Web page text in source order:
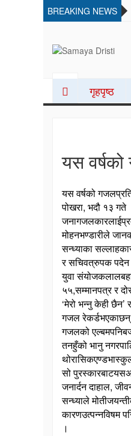
BREAKING NEWS
खोप लगाउन सुरु
गृहपृष्ठ
यस
यस वर्षको
पोखरा, भदौ १३ गते
मोहनभण्डारीले
सन्ध्याका
र सचिवत्रुपक पदेन
युवा
५५,सम्मानपत्र र
‘मेरो भन्नु केही
गजल रेकर्डभएकाछन्
गजलको
तनहुँको भानु
सो
जनार्दन दाहाल,
सन्ध्याले
कारणउत्पन्नविषम
।